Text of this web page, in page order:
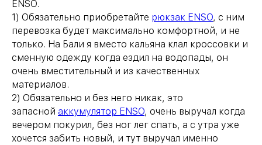
ENSO.
1) Обязательно приобретайте рюкзак ENSO, с ним
перевозка будет максимально комфортной, и не
только. На Бали я вместо кальяна клал кроссовки и
сменную одежду когда ездил на водопады, он
очень вместительный и из качественных
материалов.
2) Обязательно и без него никак, это
запасной аккумулятор ENSO, очень выручал когда
вечером покурил, без ног лег спать, а с утра уже
хочется забить новый, и тут выручал именно